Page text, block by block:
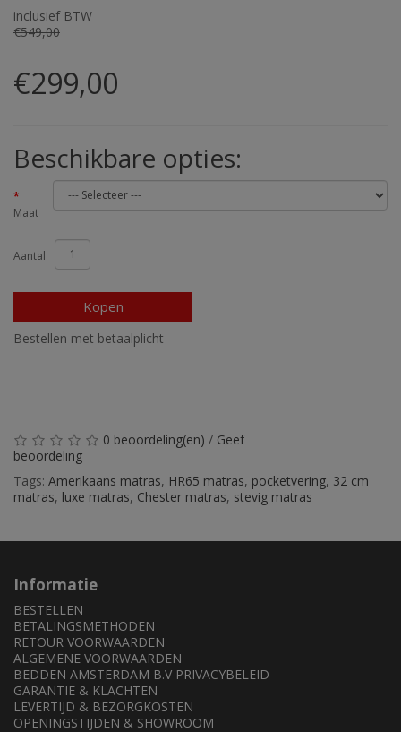
inclusief BTW
€549,00
€299,00
Beschikbare opties:
Maat
Aantal
Kopen
Bestellen met betaalplicht
0 beoordeling(en) / Geef
beoordeling
Tags: Amerikaans matras, HR65 matras, pocketvering, 32 cm
matras, luxe matras, Chester matras, stevig matras
Informatie
BESTELLEN
BETALINGSMETHODEN
RETOUR VOORWAARDEN
ALGEMENE VOORWAARDEN
BEDDEN AMSTERDAM B.V PRIVACYBELEID
GARANTIE & KLACHTEN
LEVERTIJD & BEZORGKOSTEN
OPENINGSTIJDEN & SHOWROOM